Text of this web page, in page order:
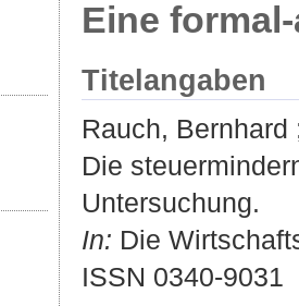
Eine
Titelangaben
Rauch, Bernhard
Die
Untersuchung.
In: Die
ISSN 0340-9031